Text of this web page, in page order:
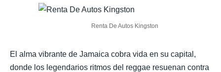
Renta De Autos Kingston
El alma vibrante de Jamaica cobra vida en su capital,
donde los legendarios ritmos del reggae resuenan contra